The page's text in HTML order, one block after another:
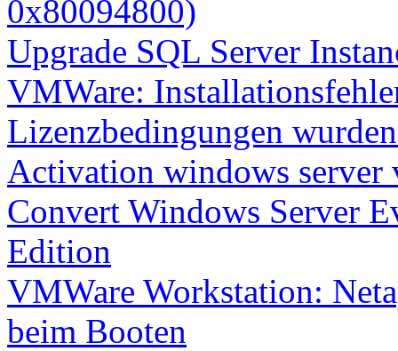
0x80094800)
Upgrade SQL Server
VMWare:
Lizenzbedingungen
Activation windows server
Convert Windows Server
Edition
VMWare Workstation:
beim Booten